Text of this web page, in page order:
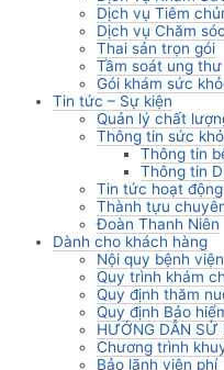
Dịch vụ Tiêm
Dịch vụ Chăm
Thai sản trọn gói
Tầm soát ung thư
Gói khám sức
Tin tức – Sự kiện
Quản lý chất
Thông tin sức
Thông tin
Thông tin
Tin tức hoạt động
Thành tựu
Đoàn Thanh Niên
Dành cho khách hàng
Nội quy bệnh viện
Quy trình khám
Quy định thăm
Quy định Bảo
HƯỚNG DẪN SỬ
Chương trình
Bảo lãnh viện phí